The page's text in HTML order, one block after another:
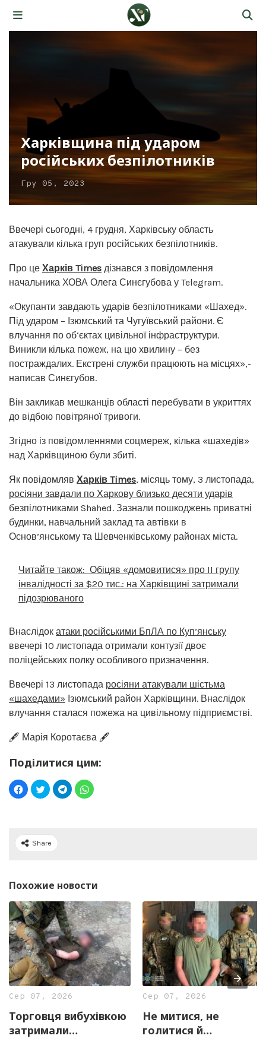
Харківщина під ударом
російських безпілотників
Гру 05, 2023
Ввечері сьогодні, 4 грудня, Харківську область
атакували кілька груп російських безпілотників.
Про це Харків Times дізнався з повідомлення
начальника ХОВА Олега Синєгубова у Telegram.
«Окупанти завдають ударів безпілотниками «Шахед».
Під ударом – Ізюмський та Чугуївський райони. Є
влучання по об‘єктах цивільної інфраструктури.
Виникли кілька пожеж, на цю хвилину – без
постраждалих. Екстрені служби працюють на місцях»,-
написав Синєгубов.
Він закликав мешканців області перебувати в укриттях
до відбою повітряної тривоги.
Згідно із повідомленнями соцмереж, кілька «шахедів»
над Харківщиною були збиті.
Як повідомляв Харків Times, місяць тому, 3 листопада,
росіяни завдали по Харкову близько десяти ударів
безпілотниками Shahed. Зазнали пошкоджень приватні
будинки, навчальний заклад та автівки в
Основ’янському та Шевченківському районах міста.
Читайте також: Обіцяв «домовитися» про II групу
інвалідності за $20 тис.: на Харківщині затримали
підозрюваного
Внаслідок атаки російськими БпЛА по Куп’янську
ввечері 10 листопада отримали контузії двоє
поліцейських полку особливого призначення.
Ввечері 13 листопада росіяни атакували шістьма
«шахедами» Ізюмський район Харківщини. Внаслідок
влучання сталася пожежа на цивільному підприємстві.
🖋️ Марія Коротаєва 🖋️
Поділитися цим:
Share
Похожие новости
Сер 07, 2026
Торговця вибухівкою
затримали
Сер 07, 2026
Не митися, не
голитися й